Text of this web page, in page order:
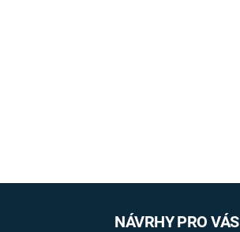
NÁVRHY PRO VÁS